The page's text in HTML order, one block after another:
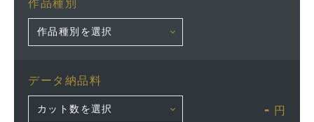
作品種別
データ納品料
- 円